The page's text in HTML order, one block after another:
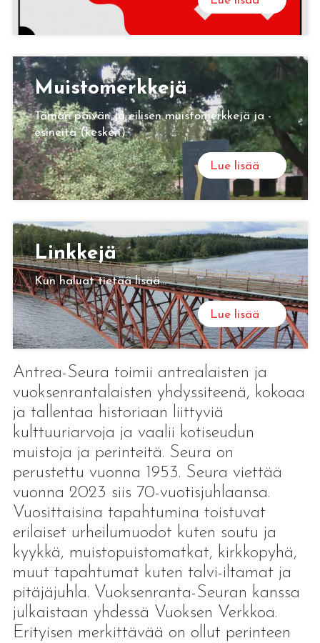
Muis­to­merk­ke­jä
Tämän päivän ja eilisen muistomerkkejä ja -
esineitä (kesken)
Lue lisää
Link­ke­jä
Kun haluat tietää lisää...
Lue lisää
Antrea-Seura toimii antrealaisten ja
vuoksenrantalaisten yhdyssiteenä, kokoaa
ja tallentaa historiaan liittyviä
kulttuuriarvoja ja vaalii kotiseudun
muistoja ja perinteitä. Seura on
perustettu vuonna 1953. Seura viettää
vuonna 2023 siis 70-vuotisjuhlaansa.
Vuosittaisina tapahtumina toistuvat
erilaiset urheilumuodot kuten soutu ja
kyykkä, muistopuistomatkat, kirkkopyhä,
muut tapahtumat kuten talvi-iltamat ja
pitäjäjuhla. Vuoksenranta-Seuran kanssa
julkaistaan yhdessä Vuoksen Verkkoa.
Erityisen merkittävää on ollut perinteen